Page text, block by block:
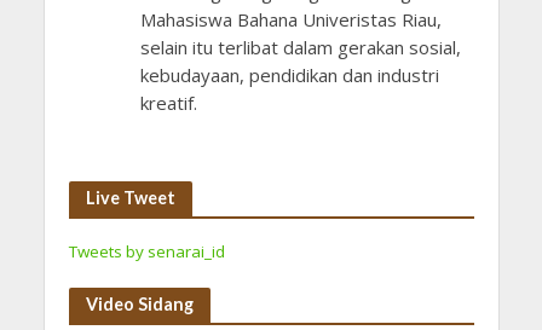
Mahasiswa Bahana Univeristas Riau,
selain itu terlibat dalam gerakan sosial,
kebudayaan, pendidikan dan industri
kreatif.
Live Tweet
Tweets by senarai_id
Video Sidang